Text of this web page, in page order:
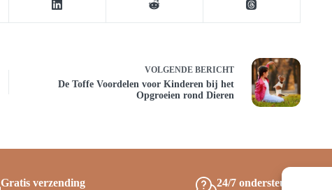
VOLGENDE BERICHT
De Toffe Voordelen voor Kinderen bij het
Opgroeien rond Dieren
Gratis verzending 24/7 ondersteuning